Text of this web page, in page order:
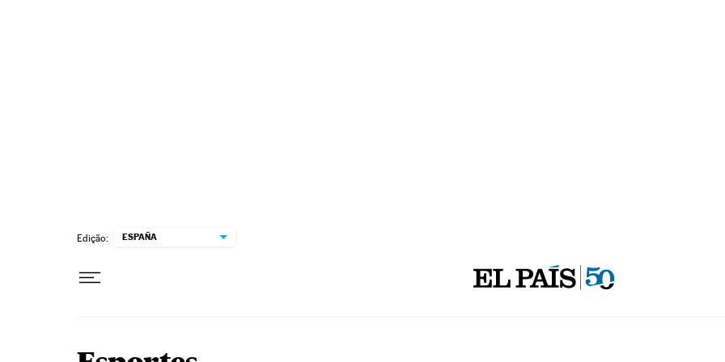
Edição: ESPAÑA